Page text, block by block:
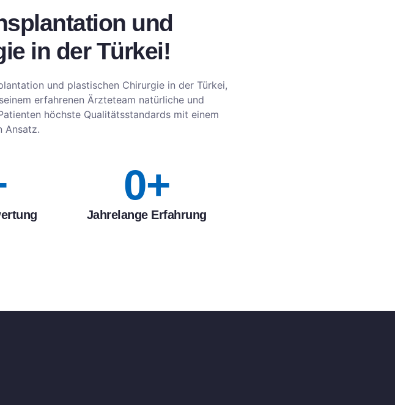
und
in der Türkei!
und plastischen Chirurgie in der Türkei,
erfahrenen Ärzteteam natürliche und
höchste Qualitätsstandards mit einem
Ansatz.
Jahrelange Erfahrung
0+